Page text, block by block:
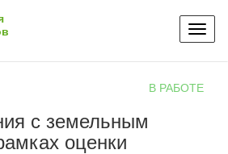
В РАБОТЕ
с земельным
оценки